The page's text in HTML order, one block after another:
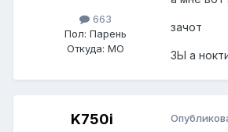
663
Пол: Парень
Откуда: МО
зачот
ЗЫ а
K750i